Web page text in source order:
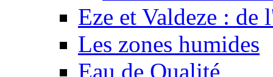
Eze et Valdeze : de
Les zones humides
Eau de Qualité